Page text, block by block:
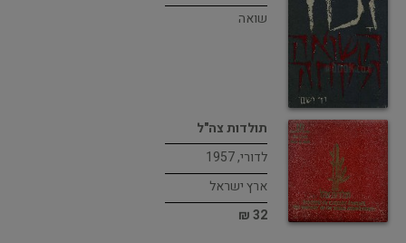
שואה
תולדות צה"ל
לדורי, 1957
ארץ ישראל
32 ₪